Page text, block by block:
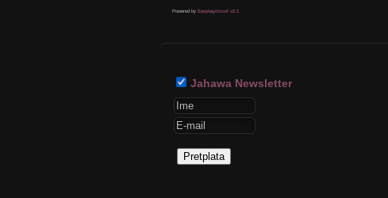
Powered by Easytagcloud v2.1
Jahawa Newsletter